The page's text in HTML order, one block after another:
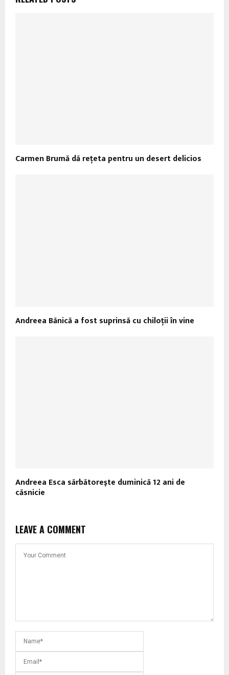
Carmen Brumă dă rețeta pentru un desert delicios
Andreea Bănică a fost suprinsă cu chiloţii în vine
Andreea Esca sărbătoreşte duminică 12 ani de
căsnicie
LEAVE A COMMENT